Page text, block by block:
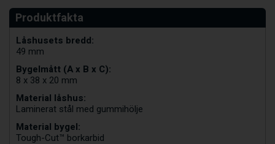
Låshusets bredd:
49 mm
Bygelmått (A x B x C):
8 x 38 x 20 mm
Material låshus:
Laminerat stål med gummihölje
Material bygel:
Tough-Cut™ borkarbid